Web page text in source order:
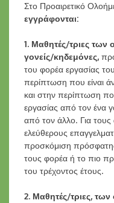
Στο Προαιρετικό
εγγράφονται:
1. Μαθητές/τριες των
γονείς/κηδεμόνες,
του φορέα εργασίας
περίπτωση που είναι
και στην περίπτωση
εργασίας από τον ένα
από τον άλλο. Για
ελεύθερους
προσκόμιση
τους φορέα ή το πιο
του τρέχοντος έτους.
2. Μαθητές/τριες,